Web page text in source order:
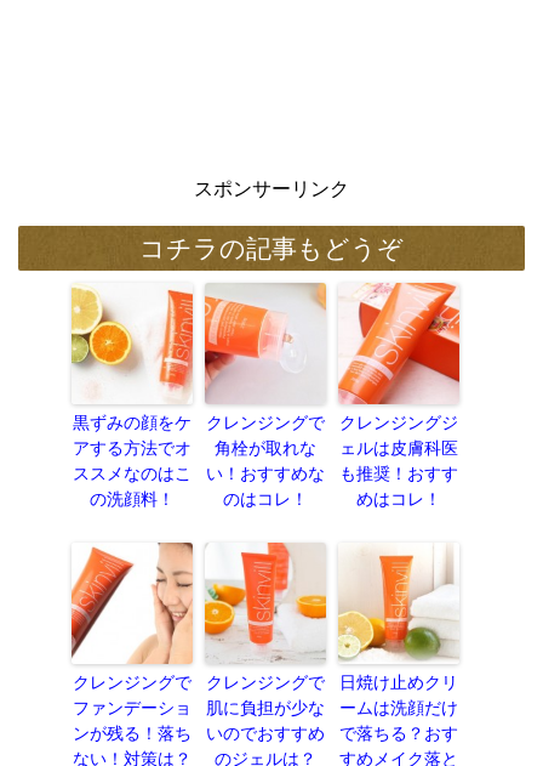
スポンサーリンク
コチラの記事もどうぞ
黒ずみの顔をケ
アする方法でオ
ススメなのはこ
の洗顔料！
クレンジングで
角栓が取れな
い！おすすめな
のはコレ！
クレンジングジ
ェルは皮膚科医
も推奨！おすす
めはコレ！
クレンジングで
ファンデーショ
ンが残る！落ち
ない！対策は？
クレンジングで
肌に負担が少な
いのでおすすめ
のジェルは？
日焼け止めクリ
ームは洗顔だけ
で落ちる？おす
すめメイク落と